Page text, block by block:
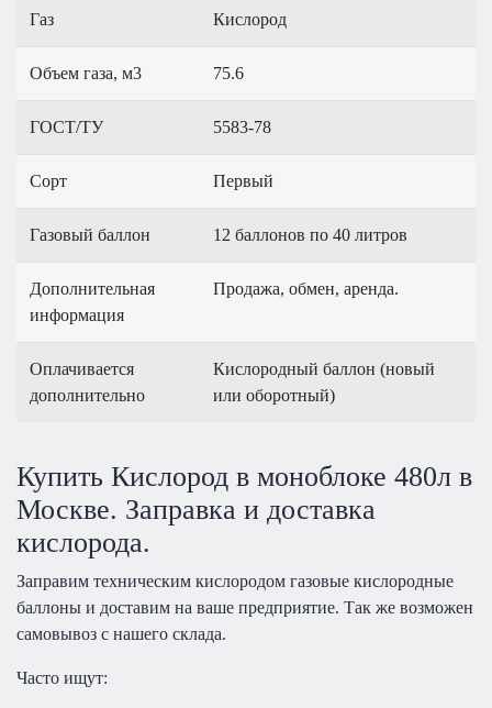
Газ Кислород
Объем газа, м3 75.6
ГОСТ/ТУ 5583-78
Сорт Первый
Газовый баллон 12 баллонов по 40 литров
Дополнительная
информация
Продажа, обмен, аренда.
Оплачивается
дополнительно
Кислородный баллон (новый
или оборотный)
Купить Кислород в моноблоке 480л в
Москве. Заправка и доставка
кислорода.
Заправим техническим кислородом газовые кислородные
баллоны и доставим на ваше предприятие. Так же возможен
самовывоз с нашего склада.
Часто ищут: